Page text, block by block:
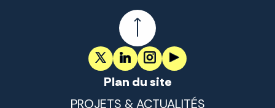
Plan du site
PROJETS & ACTUALITÉS